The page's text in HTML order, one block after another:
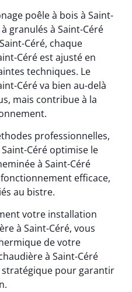
poêle à bois à Saint-
granulés à Saint-Céré
Céré, chaque
Céré est ajusté en
techniques. Le
Céré va bien au-delà
mais contribue à la
professionnelles,
Céré optimise le
à Saint-Céré
efficace,
au bistre.
votre installation
à Saint-Céré, vous
de votre
à Saint-Céré
pour garantir